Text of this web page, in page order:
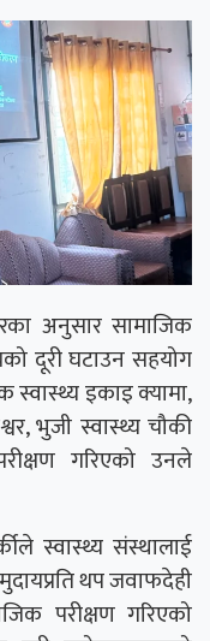
अनुसार सामाजिक
दूरी घटाउन सहयोग
स्वास्थ्य इकाइ क्यामा,
भुजी स्वास्थ्य चौकी
गरिएको उनले
स्वास्थ्य संस्थालाई
थप जवाफदेही
परीक्षण गरिएको